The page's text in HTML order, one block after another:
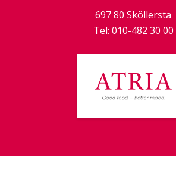
697 80 Sköllersta
Tel: 010-482 30 00